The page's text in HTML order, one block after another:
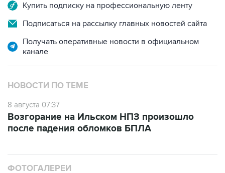
Купить подписку на профессиональную ленту
Подписаться на рассылку главных новостей сайта
Получать оперативные новости в официальном
канале
НОВОСТИ ПО ТЕМЕ
8 августа 07:37
Возгорание на Ильском НПЗ произошло
после падения обломков БПЛА
ФОТОГАЛЕРЕИ